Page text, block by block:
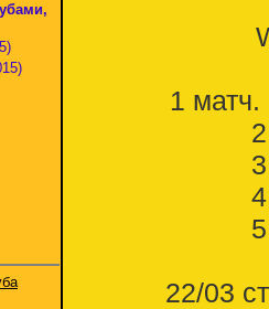
1
22/03